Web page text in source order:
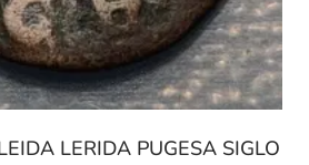
LERIDA PUGESA SIGLO